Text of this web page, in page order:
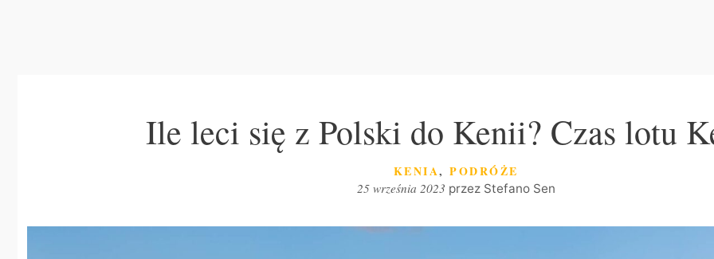
Ile leci się z Polski do Kenii? Czas lotu
KATEGORIE
KENIA, PODRÓŻE
25 września 2023 przez Stefano Sen